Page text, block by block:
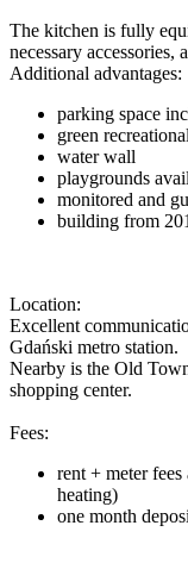
The kitchen is fully
necessary
Additional advantages:
parking space
green
water wall
playgrounds
monitored and
building from
Location:
Excellent
Gdański metro station.
Nearby is the Old
shopping center.
Fees:
rent + meter
heating)
one month